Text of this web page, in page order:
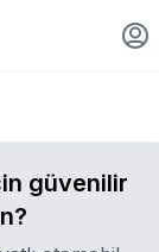
güvenilir